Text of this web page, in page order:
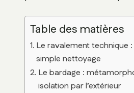
Table des matières
Le ravalement technique :
simple nettoyage
Le bardage :
isolation par l’extérieur